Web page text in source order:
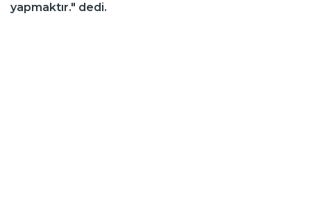
yapmaktır." dedi.